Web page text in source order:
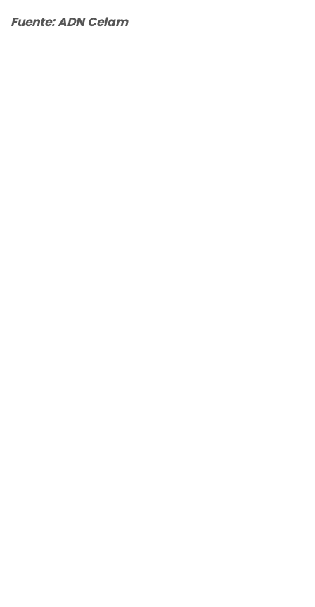
Fuente: ADN Celam